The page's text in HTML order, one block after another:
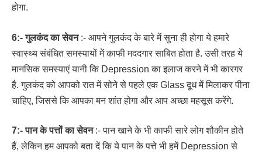
होगा.
6:- गुलकंद का सेवन:- आपने गुलकंद के बारे में सुना ही होगा ये हमारे
स्वास्थ्य संबंधित समस्यायों में काफी मददगार साबित होता है. उसी तरह ये
मानसिक समस्याएं यानी कि Depression का इलाज करने में भी कारगर
है. गुलकंद को आपको रात में सोने से पहले एक Glass दूध में मिलाकर पीना
चाहिए, जिससे कि आपका मन शांत होगा और आप अच्छा महसूस करेंगे.
7:- पान के पत्तों का सेवन:- पान खाने के भी काफी सारे लोग शौकीन होते
हैं, लेकिन हम आपको बता दें कि ये पान के पत्ते भी हमें Depression से